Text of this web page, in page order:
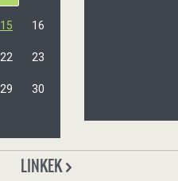
15 16
22 23
29 30
LINKEK